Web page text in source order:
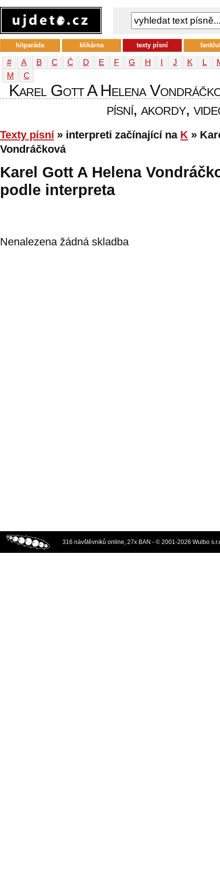
# A B C Č D E F G H I J K L
М
С
Karel Gott A Helena
písní, akordy,
Texty písní» interpreti začínající na K »
Vondráčková
Karel Gott A Helena
podle interpreta
Nenalezena žádná skladba
hitparáda klikárna texty písní
316 návštěvníků online, 27x BAN - © 2001-2026 Wulbo